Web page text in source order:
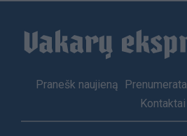
Footer
Pranešk naujieną Prenumerata
Kontaktai